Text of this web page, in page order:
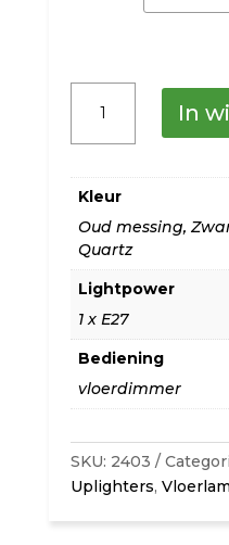
Terra
diverse
uitvoeringen
aantal
In
Kleur
Oud messing,
Quartz
Lightpower
1 x E27
Bediening
vloerdimmer
SKU: 2403
Uplighters,